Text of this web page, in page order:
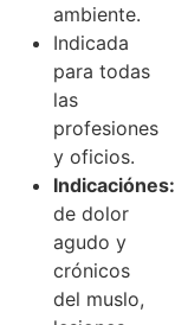
ambiente.
Indicada
para todas
las
profesiones
y oficios.
Indicaciónes:
de dolor
agudo y
crónicos
del muslo,